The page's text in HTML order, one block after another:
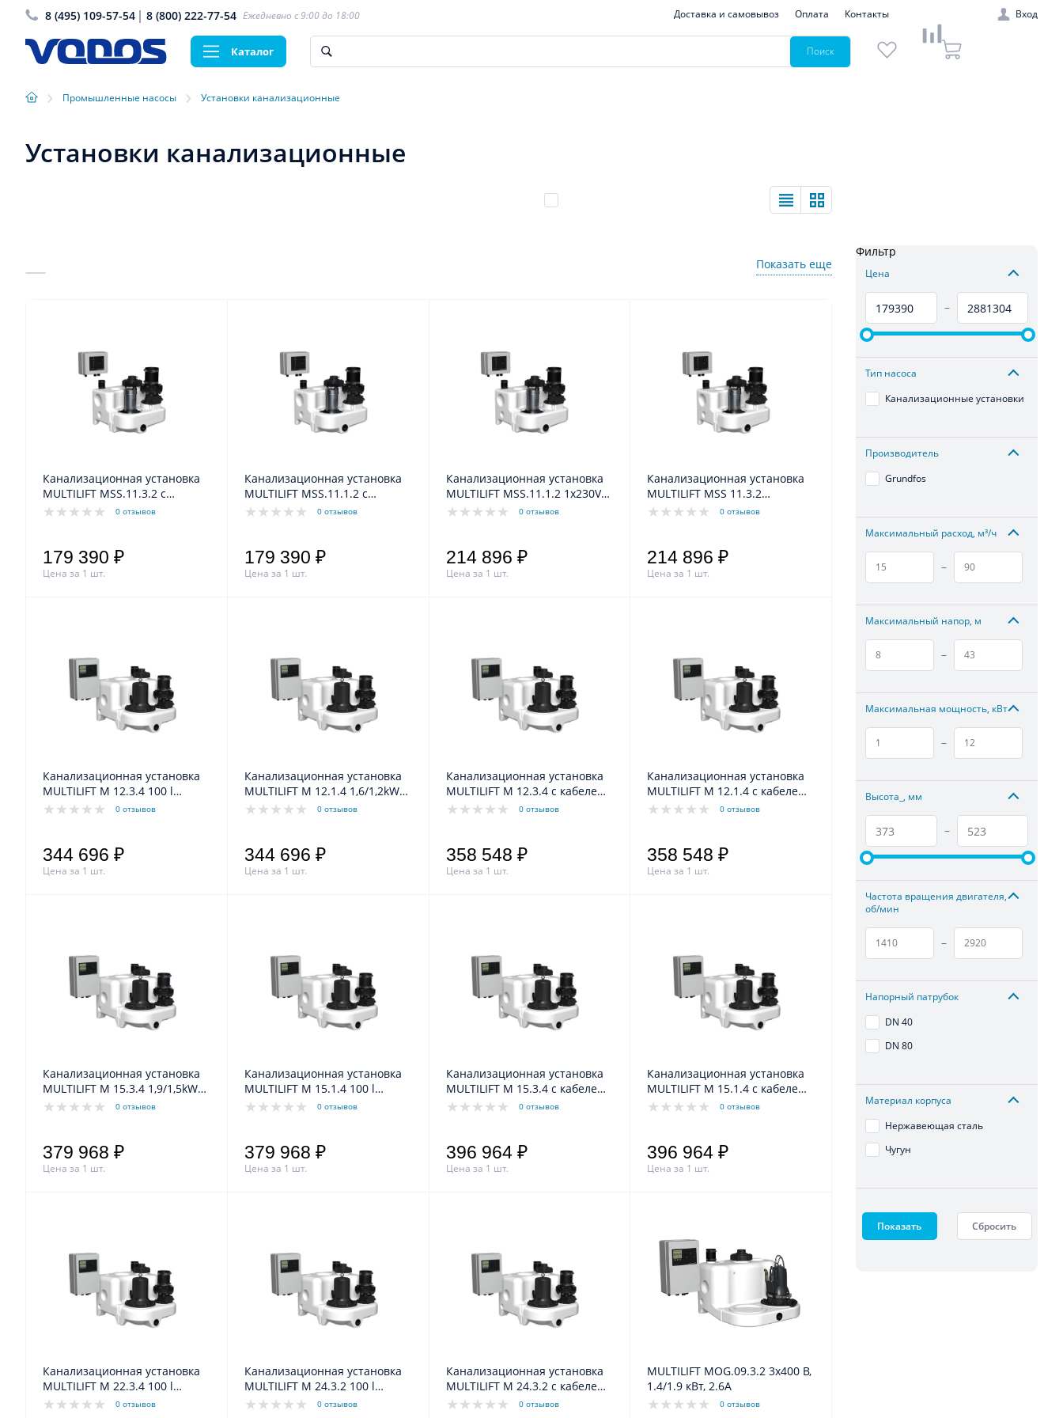
8 (495) 109-57-54 8 (800) 222-77-54 Ежедневно с 9:00 до 18:00 Доставка и самовывоз Оплата Контакты Вход
Каталог Поиск
› Промышленные насосы › Установки канализационные
Установки канализационные
Показать еще
Канализационная установка
MULTILIFT MSS.11.3.2 с
кабелем 10 м 1x230V Grundfos
0 отзывов
179 390 ₽
Цена за 1 шт.
Канализационная установка
MULTILIFT MSS.11.1.2 с
кабелем 10 м 1x230V Grundfos
0 отзывов
179 390 ₽
Цена за 1 шт.
Канализационная установка
MULTILIFT MSS.11.1.2 1x230V
Grundfos
0 отзывов
214 896 ₽
Цена за 1 шт.
Канализационная установка
MULTILIFT MSS 11.3.2
Grundfos
0 отзывов
214 896 ₽
Цена за 1 шт.
Канализационная установка
MULTILIFT M 12.3.4 100 l
DN100/80 1,6/1,2kW 3,1A
0 отзывов
344 696 ₽
Цена за 1 шт.
Канализационная установка
MULTILIFT M 12.1.4 1,6/1,2kW
7,6A 1x230V 50Hz Grundfos
0 отзывов
344 696 ₽
Цена за 1 шт.
Канализационная установка
MULTILIFT M 12.3.4 с кабелем
10м Grundfos0 отзывов
358 548 ₽
Цена за 1 шт.
Канализационная установка
MULTILIFT M 12.1.4 с кабелем
10м Grundfos0 отзывов
358 548 ₽
Цена за 1 шт.
Канализационная установка
MULTILIFT M 15.3.4 1,9/1,5kW
3,8A 3x400V 50Hz Grundfos
0 отзывов
379 968 ₽
Цена за 1 шт.
Канализационная установка
MULTILIFT M 15.1.4 100 l
DN100/80 2,0/1,5kW 9,0A
0 отзывов
379 968 ₽
Цена за 1 шт.
Канализационная установка
MULTILIFT M 15.3.4 с кабелем
10м Grundfos0 отзывов
396 964 ₽
Цена за 1 шт.
Канализационная установка
MULTILIFT M 15.1.4 с кабелем
10м Grundfos0 отзывов
396 964 ₽
Цена за 1 шт.
Канализационная установка
MULTILIFT M 22.3.4 100 l
DN100/80 2,8/2,2kW 5,5A
0 отзывов
Канализационная установка
MULTILIFT M 24.3.2 100 l
DN100/80 3,0/2,4kW 5,5A
0 отзывов
Канализационная установка
MULTILIFT M 24.3.2 с кабелем
10м Grundfos0 отзывов
MULTILIFT MOG.09.3.2 3х400 В,
1.4/1.9 кВт, 2.6А
0 отзывов
Фильтр
Цена
–
Тип насоса
Канализационные установки
Производитель
Grundfos
Максимальный расход, м³/ч
–
Максимальный напор, м
–
Максимальная мощность, кВт
–
Высота_, мм
–
Частота вращения двигателя,
об/мин
–
Напорный патрубок
DN 40
DN 80
Материал корпуса
Нержавеющая сталь
Чугун
Показать Сбросить